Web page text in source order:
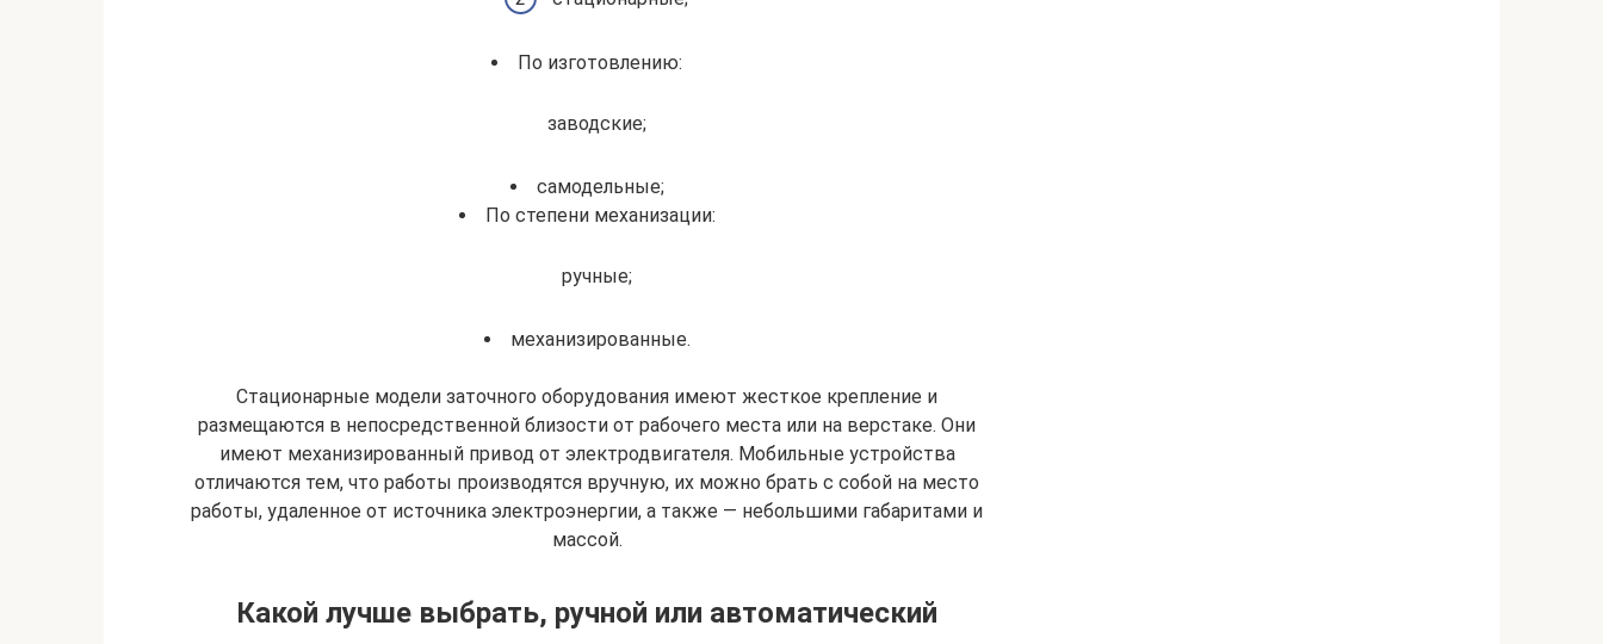
По изготовлению:
заводские;
самодельные;
По степени механизации:
ручные;
механизированные.
Стационарные модели заточного оборудования имеют жесткое крепление и
размещаются в непосредственной близости от рабочего места или на верстаке. Они
имеют механизированный привод от электродвигателя. Мобильные устройства
отличаются тем, что работы производятся вручную, их можно брать с собой на место
работы, удаленное от источника электроэнергии, а также — небольшими габаритами и
массой.
Какой лучше выбрать, ручной или автоматический